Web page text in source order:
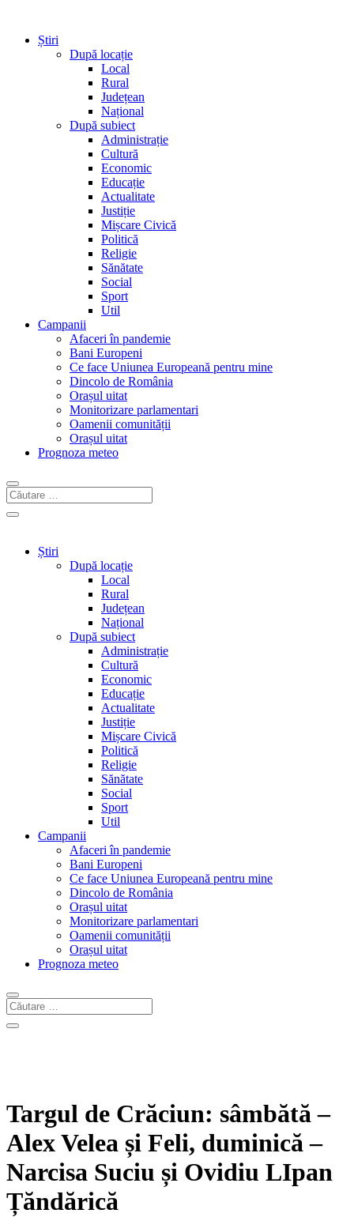
Știri
După locație
Local
Rural
Județean
Național
După subiect
Administrație
Cultură
Economic
Educație
Actualitate
Justiție
Mișcare Civică
Politică
Religie
Sănătate
Social
Sport
Util
Campanii
Afaceri în pandemie
Bani Europeni
Ce face Uniunea Europeană pentru mine
Dincolo de România
Orașul uitat
Monitorizare parlamentari
Oamenii comunității
Orașul uitat
Prognoza meteo
Știri
După locație
Local
Rural
Județean
Național
După subiect
Administrație
Cultură
Economic
Educație
Actualitate
Justiție
Mișcare Civică
Politică
Religie
Sănătate
Social
Sport
Util
Campanii
Afaceri în pandemie
Bani Europeni
Ce face Uniunea Europeană pentru mine
Dincolo de România
Orașul uitat
Monitorizare parlamentari
Oamenii comunității
Orașul uitat
Prognoza meteo
Targul de Crăciun: sâmbătă –
Alex Velea și Feli, duminică –
Narcisa Suciu și Ovidiu LIpan
Țăndărică